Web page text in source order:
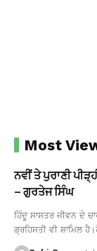
Most
ਨਵੀਂ ਤੇ ਪੁਰਾਣੀ
– ਗੁਰਤੇਜ ਸਿੰਘ
ਹਿੰਦੂ ਸਾਸਤਰ ਜੀਵਨ ਦੇ
ਗ੍ਰਹਿਸਤੀ ਵੀ ਸ਼ਾਮਿਲ